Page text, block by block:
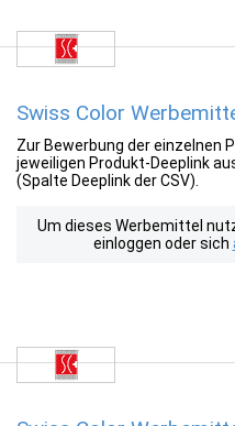
Swiss Color
Zur Bewerbung der einzelnen
jeweiligen Produkt-Deeplink
(Spalte Deeplink der CSV).
Um dieses Werbemittel
einloggen oder sich